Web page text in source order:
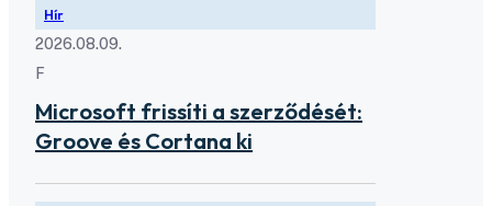
Hír
2026.08.09.
F
Microsoft frissíti a szerződését:
Groove és Cortana ki